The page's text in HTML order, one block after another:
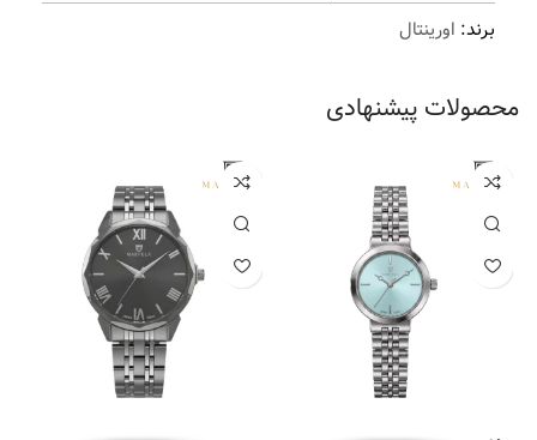
برند: اورینتال
محصولات پیشنهادی